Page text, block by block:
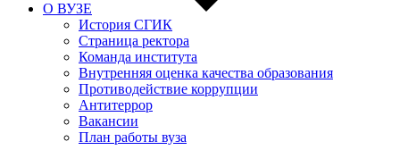
О ВУЗЕ
История СГИК
Страница ректора
Команда института
Внутренняя оценка качества образования
Противодействие коррупции
Антитеррор
Вакансии
План работы вуза